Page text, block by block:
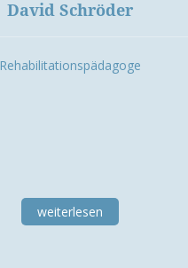
David Schröder
Rehabilitationspädagoge
weiterlesen